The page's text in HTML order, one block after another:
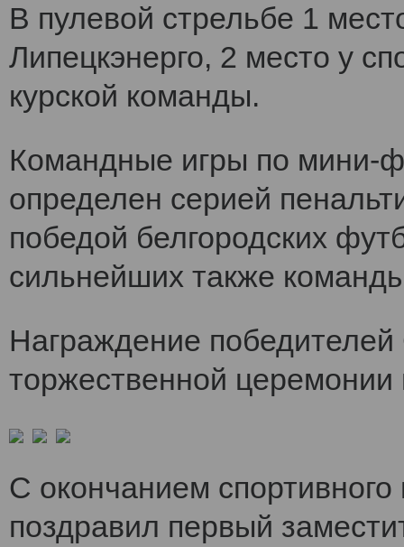
В пулевой стрельбе 1
Липецкэнерго, 2 место у
курской команды.
Командные игры по мини-
определен серией
победой белгородских
сильнейших также
Награждение
торжественной
С окончанием
поздравил первый